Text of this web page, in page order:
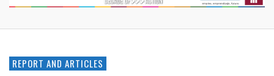
REPORT AND ARTICLES